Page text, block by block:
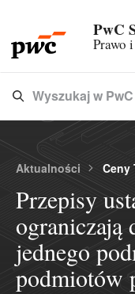
PwC
Prawo
Type 3 or more
Wyszukaj w
Aktualności Ceny
Przepisy
ograniczają
jednego
podmiotów